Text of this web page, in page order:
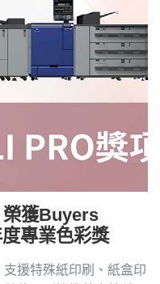
獲Buyers
專業色彩獎
援特殊紙印刷、紙盒印